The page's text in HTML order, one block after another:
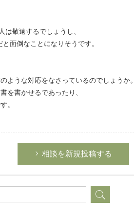
は敬遠するでしょうし、
面倒なことになりそうです。
ような対応をなさっているのでしょうか。
を書かせるであったり、
。
相談を新規投稿する